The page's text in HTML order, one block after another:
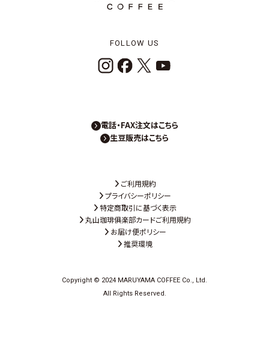
FOLLOW US
電話・FAX注文はこちら
生豆販売はこちら
ご利用規約
プライバシーポリシー
特定商取引に基づく表示
丸山珈琲俱楽部カードご利用規約
お届け便ポリシー
推奨環境
Copyright © 2024 MARUYAMA COFFEE Co., Ltd.
All Rights Reserved.